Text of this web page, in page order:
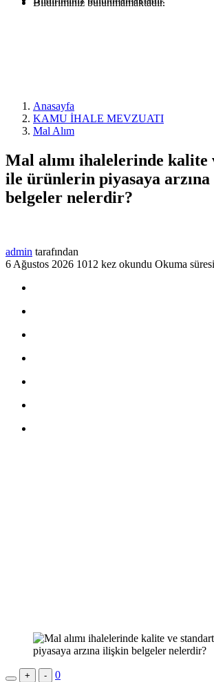
Bildiriminiz bulunmamaktadır.
Anasayfa
KAMU İHALE MEVZUATI
Mal Alım
Mal alımı ihalelerinde kalite
ile ürünlerin piyasaya
belgeler nelerdir?
admin tarafından
6 Ağustos 2026 1012 kez okundu Okuma
+ - 0